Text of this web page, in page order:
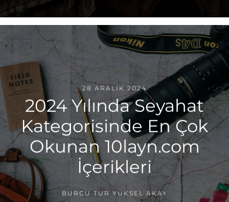
28 ARALIK 2024
2024 Yılında Seyahat
Kategorisinde En Çok
Okunan 10layn.com
İçerikleri
BURCU TUR YÜKSEL AKAY